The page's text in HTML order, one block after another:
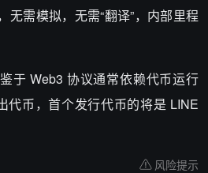
无需模拟，无需“翻译”，内部里程
于 Web3 协议通常依赖代币运行
代币，首个发行代币的将是 LINE
风险提示